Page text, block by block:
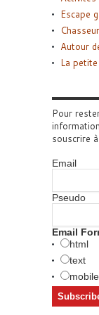
Escape
Autour
La
Pour
souscrire
Email
Pseudo
Email
html
text
mobile